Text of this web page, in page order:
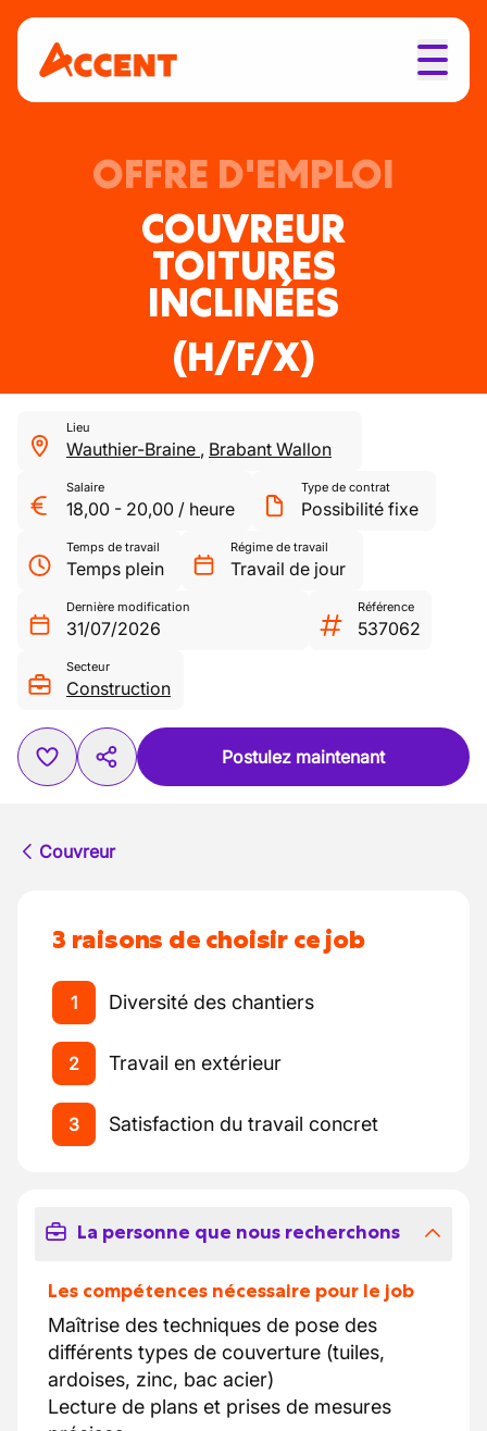
OFFRE D'EMPLOI
COUVREUR
TOITURES
INCLINÉES
(H/F/X)
Lieu
Wauthier-Braine , Brabant Wallon
Salaire
18,00 - 20,00 / heure
Type de contrat
Possibilité fixe
Temps de travail
Temps plein
Régime de travail
Travail de jour
Dernière modification
31/07/2026
Référence
537062
Secteur
Construction
Postulez maintenant
Couvreur
3 raisons de choisir ce job
1 Diversité des chantiers
2 Travail en extérieur
3 Satisfaction du travail concret
La personne que nous recherchons
Les compétences nécessaire pour le job
Maîtrise des techniques de pose des
différents types de couverture (tuiles,
ardoises, zinc, bac acier)
Lecture de plans et prises de mesures